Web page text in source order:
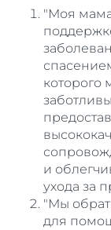
"Моя
которого
и
ухода за
"Мы
для